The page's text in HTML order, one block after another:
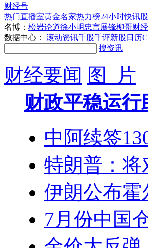
财经号
热门直播室黄金名家热力榜24小时快讯
名博： 松岩论道徐小明忠言展锋柳哥财经
数据中心：
滚动资讯千股千评新股日历
搜资讯
财经要闻 图 片
财政平稳运
中阿续签
特朗普：
伊朗公布
7月份中国